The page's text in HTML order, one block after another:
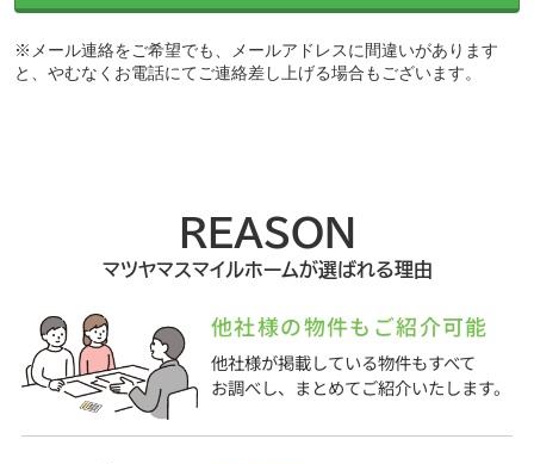
※メール連絡をご希望でも、メールアドレスに間違いがあります
と、やむなくお電話にてご連絡差し上げる場合もございます。
REASON
マツヤマスマイルホームが選ばれる理由
他社様の物件もご紹介可能
他社様が掲載している物件もすべて
お調べし、まとめてご紹介いたします。